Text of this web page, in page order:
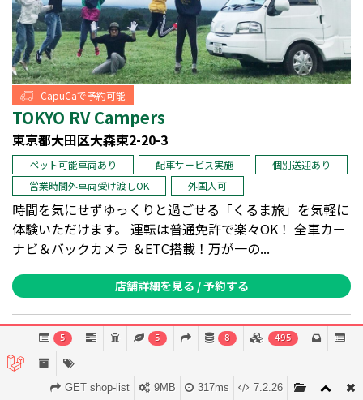
CapuCaで予約可能
TOKYO RV Campers
東京都大田区大森東2-20-3
ペット可能車両あり 配車サービス実施
個別送迎あり
営業時間外車両受け渡しOK
外国人可
時間を気にせずゆっくりと過ごせる「くるま旅」を気軽に
体験いただけます。 運転は普通免許で楽々OK！ 全車カー
ナビ＆バックカメラ ＆ETC搭載！万が一の...
店舗詳細を見る / 予約する
5 5 8 495
7.2.26
317ms
9MB
GET shop-list